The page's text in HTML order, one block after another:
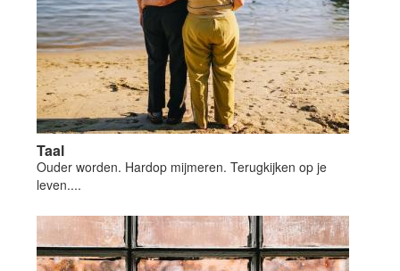
Taal
Ouder worden. Hardop mijmeren. Terugkijken op je
leven....